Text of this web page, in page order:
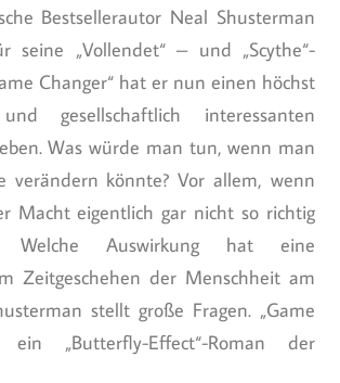
Bestsellerautor Neal Shusterman
seine „Vollendet“ – und „Scythe“-
Changer“ hat er nun einen höchst
gesellschaftlich interessanten
Was würde man tun, wenn man
verändern könnte? Vor allem, wenn
Macht eigentlich gar nicht so richtig
Welche Auswirkung hat eine
Zeitgeschehen der Menschheit am
stellt große Fragen. „Game
„Butterfly-Effect“-Roman der